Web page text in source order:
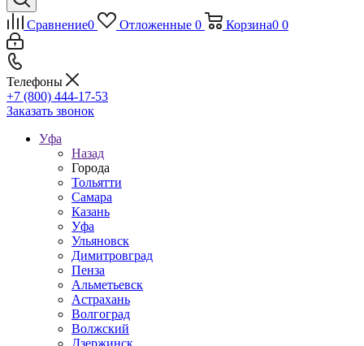
Сравнение0 Отложенные 0 Корзина0 0
Телефоны
+7 (800) 444-17-53
Заказать звонок
Уфа
Назад
Города
Тольятти
Самара
Казань
Уфа
Ульяновск
Димитровград
Пенза
Альметьевск
Астрахань
Волгоград
Волжский
Дзержинск